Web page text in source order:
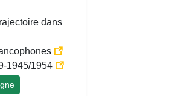
dans
1945/1954